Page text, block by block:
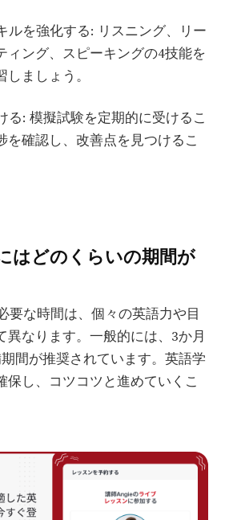
ルを強化する: リスニング、リー
ィング、スピーキングの4技能を
ましょう。
る: 模擬試験を定期的に受けるこ
を確認し、改善点を見つけるこ
はどのくらいの期間が
要な時間は、個々の英語力や目
異なります。一般的には、3か月
間が推奨されています。英語学
保し、コツコツと進めていくこ